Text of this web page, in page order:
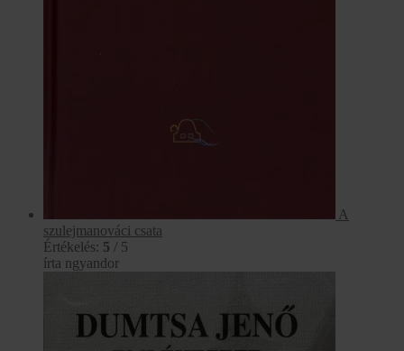
A
szulejmanováci csata
Értékelés: 5 / 5
írta ngyandor